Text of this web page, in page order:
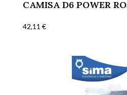
CAMISA D6 POWER
42,11 €